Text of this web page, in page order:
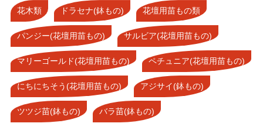
花木類 ドラセナ(鉢もの) 花壇用苗もの類
パンジー(花壇用苗もの) サルビア(花壇用苗もの)
マリーゴールド(花壇用苗もの) ペチュニア(花壇用苗もの)
にちにちそう(花壇用苗もの) アジサイ(鉢もの)
ツツジ苗(鉢もの) バラ苗(鉢もの)